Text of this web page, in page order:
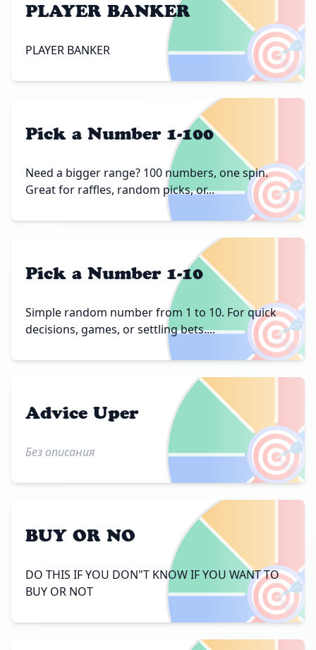
🎯
PLAYER BANKER
PLAYER BANKER
🎯
Pick a Number 1-100
Need a bigger range? 100 numbers, one spin.
Great for raffles, random picks, or...
🎯
Pick a Number 1-10
Simple random number from 1 to 10. For quick
decisions, games, or settling bets....
🎯
Advice Uper
Без описания
🎯
BUY OR NO
DO THIS IF YOU DON"T KNOW IF YOU WANT TO
BUY OR NOT